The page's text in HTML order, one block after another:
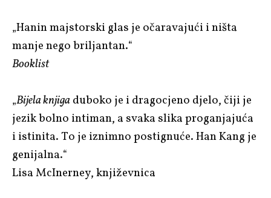
„Hanin majstorski glas je očaravajući i ništa
manje nego briljantan.“
Booklist
„Bijela knjigaduboko je i dragocjeno djelo, čiji je
jezik bolno intiman, a svaka slika proganjajuća
i istinita. To je iznimno postignuće. Han Kang je
genijalna.“
Lisa McInerney, književnica